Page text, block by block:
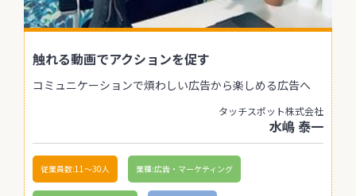
触れる動画でアクションを促す
コミュニケーションで煩わしい広告から楽しめる広告へ
タッチスポット株式会社
水嶋 泰一
従業員数:11〜30人 業種:広告・マーケティング